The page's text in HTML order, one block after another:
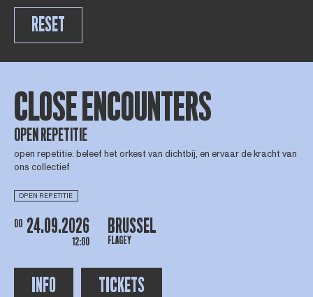
RESET
CLOSE ENCOUNTERS
OPEN REPETITIE
open repetitie: beleef het orkest van dichtbij, en ervaar de kracht van
ons collectief
OPEN REPETITIE
DO 24.09.2026
12:00
BRUSSEL
FLAGEY
INFO TICKETS